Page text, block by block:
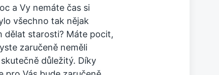
a Vy nemáte čas si
všechno tak nějak
dělat starosti? Máte pocit,
zaručeně neměli
důležitý. Díky